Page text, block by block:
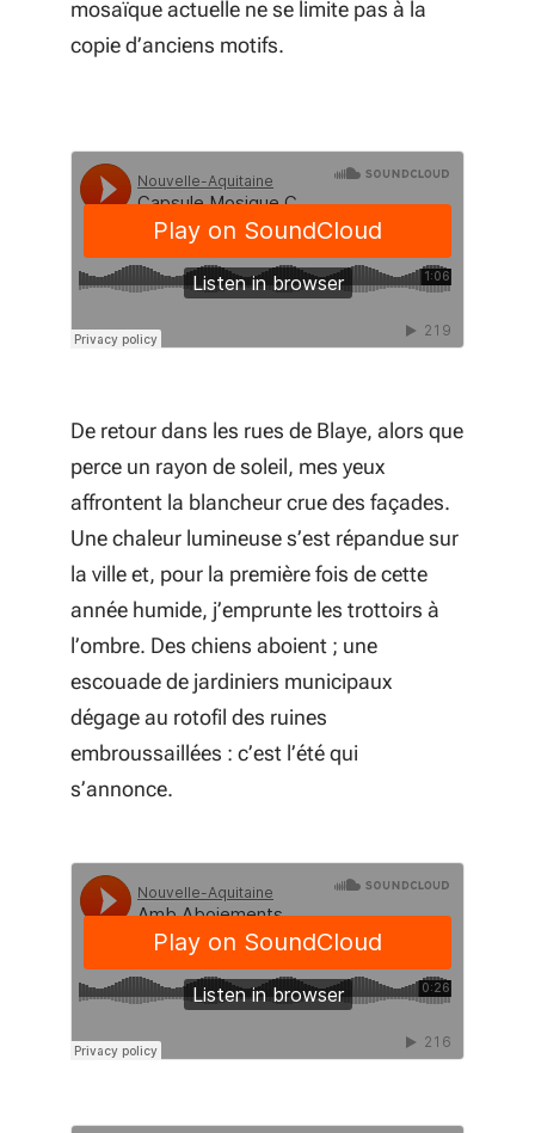
mosaïque actuelle ne se limite pas à la
copie d’anciens motifs.
De retour dans les rues de Blaye, alors que
perce un rayon de soleil, mes yeux
affrontent la blancheur crue des façades.
Une chaleur lumineuse s’est répandue sur
la ville et, pour la première fois de cette
année humide, j’emprunte les trottoirs à
l’ombre. Des chiens aboient ; une
escouade de jardiniers municipaux
dégage au rotofil des ruines
embroussaillées : c’est l’été qui
s’annonce.